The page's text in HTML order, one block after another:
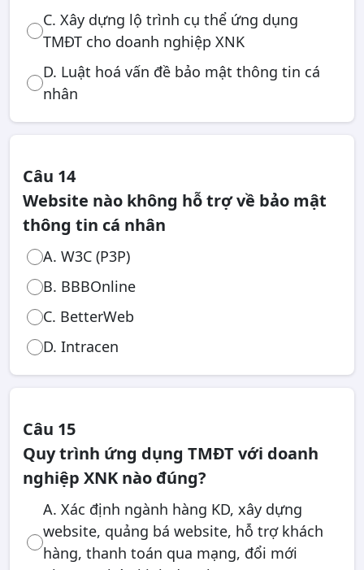
C. Xây dựng lộ trình cụ thể ứng dụng
TMĐT cho doanh nghiệp XNK
D. Luật hoá vấn đề bảo mật thông tin cá
nhân
Câu 14
Website nào không hỗ trợ về bảo mật
thông tin cá nhân
A. W3C (P3P)
B. BBBOnline
C. BetterWeb
D. Intracen
Câu 15
Quy trình ứng dụng TMĐT với doanh
nghiệp XNK nào đúng?
A. Xác định ngành hàng KD, xây dựng
website, quảng bá website, hỗ trợ khách
hàng, thanh toán qua mạng, đổi mới